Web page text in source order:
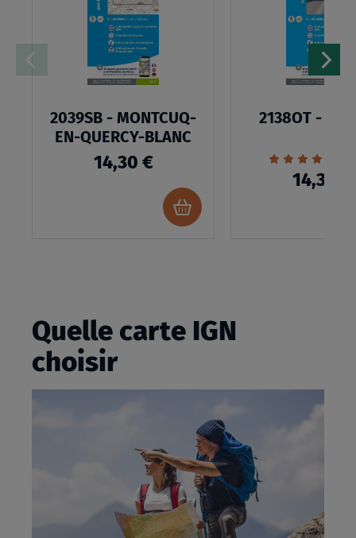
2039SB - MONTCUQ-
EN-QUERCY-BLANC
14,30 €
Ajouter
au
2138OT -
Évaluation:
14,30 €
Quelle carte IGN
choisir